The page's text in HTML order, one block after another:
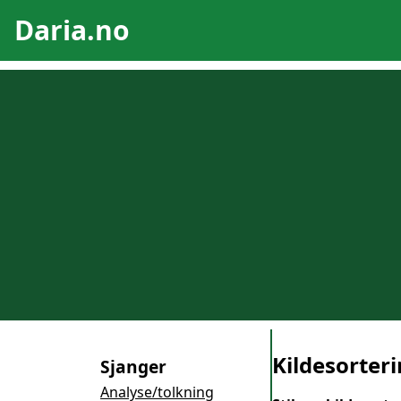
Daria.no
Sjanger
Analyse/tolkning